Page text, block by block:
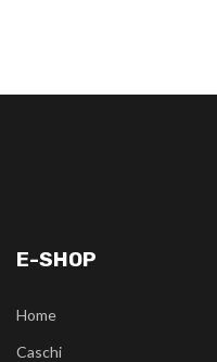
E-SHOP
Home
Caschi